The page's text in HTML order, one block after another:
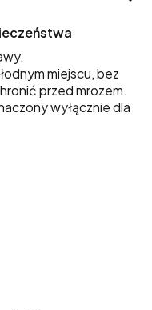
miejscu, bez
przed mrozem.
wyłącznie dla